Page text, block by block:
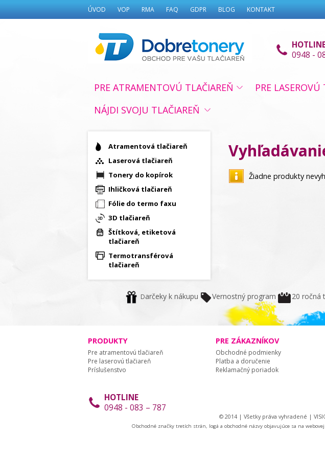
ÚVOD VOP RMA FAQ GDPR BLOG KONTAKT
0948 -
PRE ATRAMENTOVÚ TLAČIAREŇ PRE LASEROVÚ
NÁJDI SVOJU TLAČIAREŇ
Atramentová tlačiareň
Laserová tlačiareň
Tonery do kopírok
Ihličková tlačiareň
Fólie do termo faxu
3D tlačiareň
Štítková, etiketová
tlačiareň
Termotransférová
tlačiareň
Žiadne produkty
Darčeky k nákupu Vernostný program 20 ročná
HOTLINE
0948 - 083 – 787
PRODUKTY
Pre atramentovú tlačiareň
Pre laserovú tlačiareň
Príslušenstvo
PRE ZÁKAZNÍKOV
Obchodné podmienky
Platba a doručenie
Reklamačný poriadok
© 2014 | Všetky práva vyhradené |
Obchodné značky tretích strán, logá a obchodné názvy objavujúce sa na